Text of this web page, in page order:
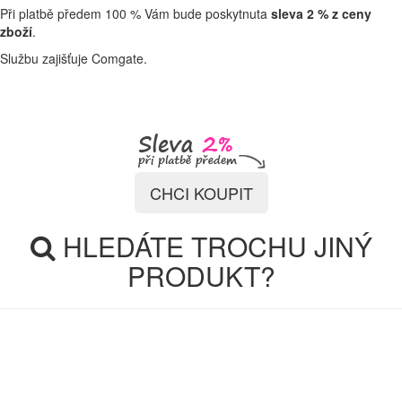
Při platbě předem 100 % Vám bude poskytnuta sleva 2 % z ceny
zboží.
Službu zajišťuje Comgate.
CHCI KOUPIT
HLEDÁTE TROCHU JINÝ
PRODUKT?